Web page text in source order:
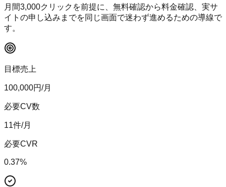
月間3,000クリックを前提に、無料確認から料金確認、実サ
イトの申し込みまでを同じ画面で迷わず進めるための導線で
す。
目標売上
100,000円/月
必要CV数
11件/月
必要CVR
0.37%